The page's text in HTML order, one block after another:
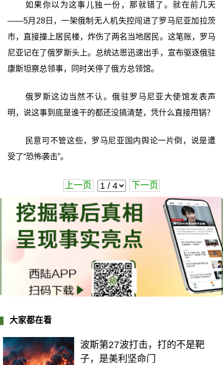
如果你以为这事儿独一份，那就错了。就在前几天
——5月28日，一架俄制无人机失控闯进了罗马尼亚加拉茨
市，直接撞上居民楼，炸伤了两名当地居民。这笔账，罗马
尼亚记在了俄罗斯头上。总统达恩迅速出手，宣布驱逐俄驻
康斯坦察总领事，同时关停了俄方总领馆。
俄罗斯这边当然不认。俄驻罗马尼亚大使馆发表声
明，说这事到底是谁干的都还没搞清楚，凭什么直接甩锅？
民意可不管这些，罗马尼亚国内舆论一片倒，说是遭
受了“恐怖袭击”。
上一页 下一页
大家都在看
波斯第27波打击，打的不是靶
子，是美利坚命门